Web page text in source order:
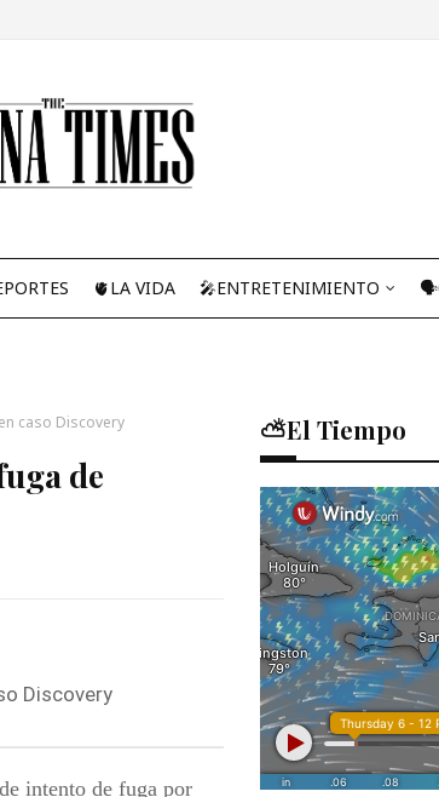
🫀LA VIDA 🎤ENTRETENIMIENTO
caso Discovery
de
intento de fuga por
⛅El Tiempo